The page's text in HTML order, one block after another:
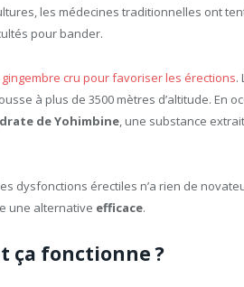
les médecines traditionnelles ont
pour bander.
gingembre cru pour favoriser les érections.
à plus de 3500 mètres d’altitude. En
de Yohimbine , une substance
dysfonctions érectiles n’a rien de
une alternative efficace.
ça fonctionne ?